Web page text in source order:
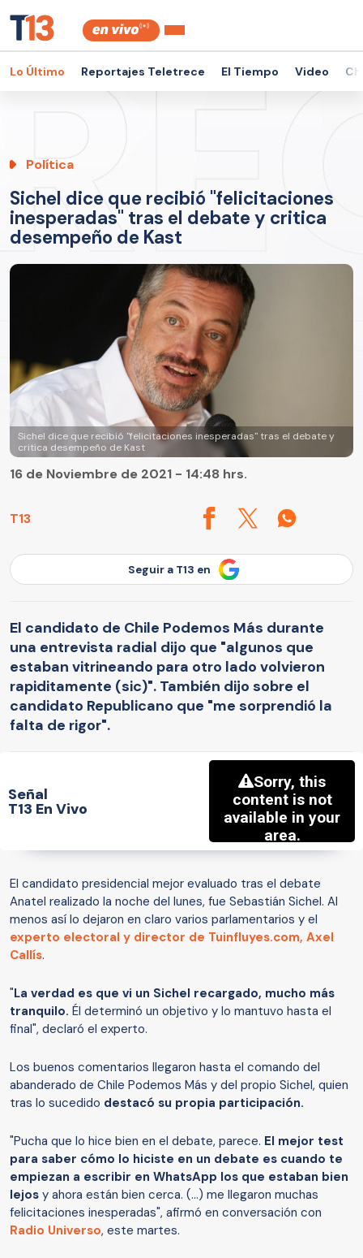
Lo Último Reportajes Teletrece El Tiempo Video
Política
Sichel dice que recibió "felicitaciones
inesperadas" tras el debate y critica
desempeño de Kast
Sichel dice que recibió "felicitaciones inesperadas" tras el debate y
critica desempeño de Kast
T13
16 de Noviembre de 2021 - 14:48 hrs.
Seguir a T13 en
El candidato de Chile Podemos Más durante
una entrevista radial dijo que "algunos que
estaban vitrineando para otro lado volvieron
rapiditamente (sic)". También dijo sobre el
candidato Republicano que "me sorprendió la
falta de rigor".
Señal
T13 En Vivo
El candidato presidencial mejor evaluado tras el debate
Anatel realizado la noche del lunes, fue Sebastián Sichel. Al
menos así lo dejaron en claro varios parlamentarios y el
experto electoral y director de Tuinfluyes.com, Axel
Callís.
"La verdad es que vi un Sichel recargado, mucho más
tranquilo. Él determinó un objetivo y lo mantuvo hasta el
final", declaró el experto.
Los buenos comentarios llegaron hasta el comando del
abanderado de Chile Podemos Más y del propio Sichel, quien
tras lo sucedido destacó su propia participación.
"Pucha que lo hice bien en el debate, parece. El mejor test
para saber cómo lo hiciste en un debate es cuando te
empiezan a escribir en WhatsApp los que estaban bien
lejos y ahora están bien cerca. (...) me llegaron muchas
felicitaciones inesperadas", afirmó en conversación con
Radio Universo, este martes.